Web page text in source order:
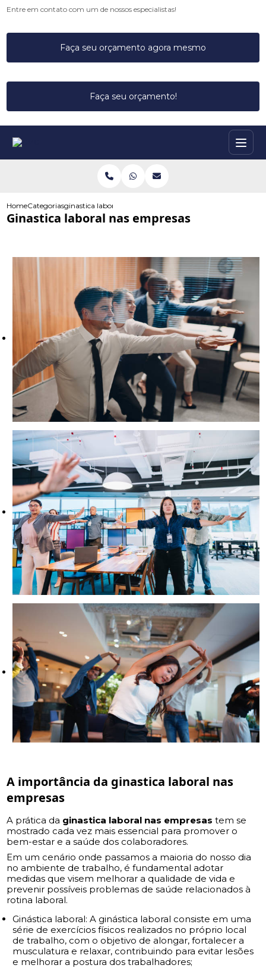
Entre em contato com um de nossos especialistas!
Faça seu orçamento agora mesmo
Faça seu orçamento!
HomeCategoriasginastica laboral nas empresas
Ginastica laboral nas empresas
A importância da ginastica laboral nas
empresas
A prática da ginastica laboral nas empresas tem se
mostrado cada vez mais essencial para promover o
bem-estar e a saúde dos colaboradores.
Em um cenário onde passamos a maioria do nosso dia
no ambiente de trabalho, é fundamental adotar
medidas que visem melhorar a qualidade de vida e
prevenir possíveis problemas de saúde relacionados à
rotina laboral.
Ginástica laboral: A ginástica laboral consiste em uma
série de exercícios físicos realizados no próprio local
de trabalho, com o objetivo de alongar, fortalecer a
musculatura e relaxar, contribuindo para evitar lesões
e melhorar a postura dos trabalhadores;